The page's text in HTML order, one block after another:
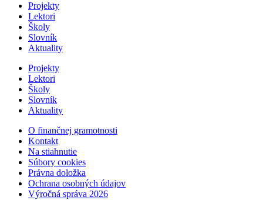
Projekty
Lektori
Školy
Slovník
Aktuality
Projekty
Lektori
Školy
Slovník
Aktuality
O finančnej gramotnosti
Kontakt
Na stiahnutie
Súbory cookies
Právna doložka
Ochrana osobných údajov
Výročná správa 2026